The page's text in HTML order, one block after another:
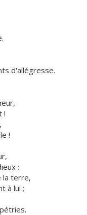
d'allégresse.
!
!
:
la terre,
à lui ;